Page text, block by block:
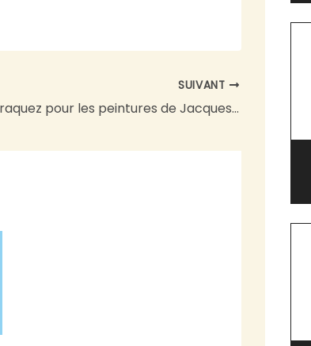
SUIVANT
Craquez pour les peintures de Jacques Bral !